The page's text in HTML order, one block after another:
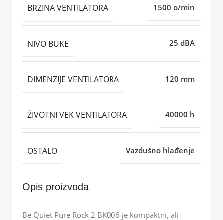
BRZINA VENTILATORA 1500 o/min
NIVO BUKE 25 dBA
DIMENZIJE VENTILATORA 120 mm
ŽIVOTNI VEK VENTILATORA 40000 h
OSTALO Vazdušno hlađenje
Opis proizvoda
Be Quiet Pure Rock 2 BK006 je kompaktni, ali